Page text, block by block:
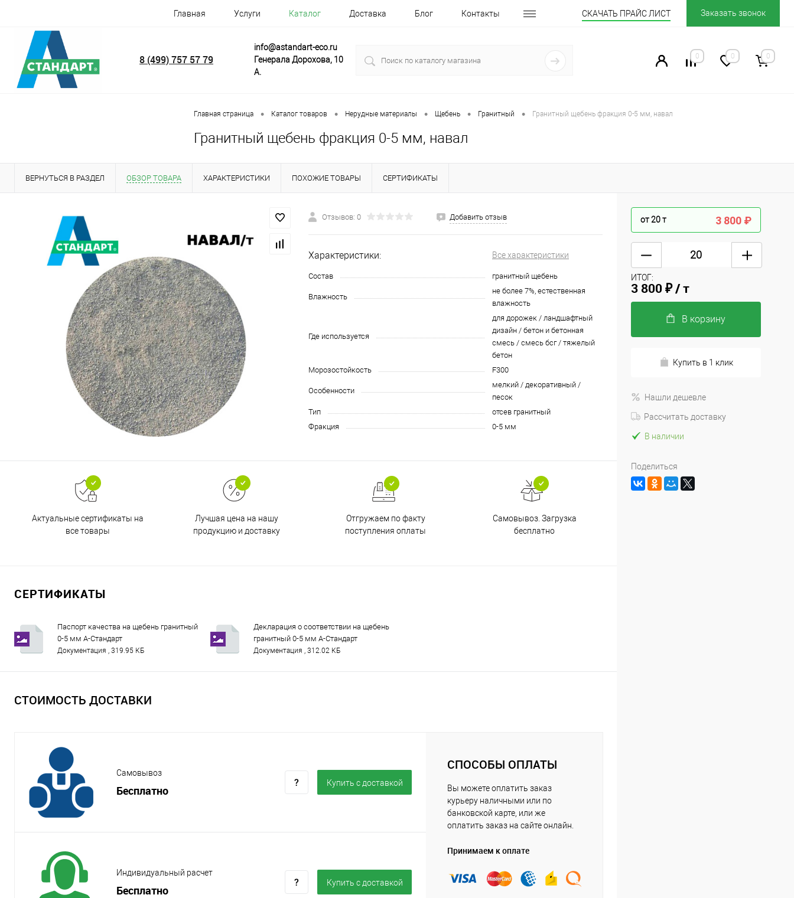
Главная Услуги Каталог Доставка Блог Контакты СКАЧАТЬ ПРАЙС ЛИСТ Заказать звонок
8 (499) 757 57 79
info@astandart-eco.ru
Генерала Дорохова, 10
А.
0 0 0
Главная страница • Каталог товаров • Нерудные материалы • Щебень • Гранитный • Гранитный щебень фракция 0-5 мм, навал
Гранитный щебень фракция 0-5 мм, навал
ВЕРНУТЬСЯ В РАЗДЕЛ ОБЗОР ТОВАРА ХАРАКТЕРИСТИКИ ПОХОЖИЕ ТОВАРЫ СЕРТИФИКАТЫ
Отзывов: 0 Добавить отзыв
Характеристики: Все характеристики
Состав гранитный щебень
Влажность
не более 7%, естественная
влажность
Где используется
для дорожек / ландшафтный
дизайн / бетон и бетонная
смесь / смесь бсг / тяжелый
бетон
Морозостойкость
F300
Особенности
мелкий / декоративный /
песок
Тип
отсев гранитный
Фракция
0-5 мм
Актуальные сертификаты на
все товары
Лучшая цена на нашу
продукцию и доставку
Отгружаем по факту
поступления оплаты
Самовывоз. Загрузка
бесплатно
СЕРТИФИКАТЫ
Паспорт качества на щебень гранитный
0-5 мм А-Стандарт
Документация , 319.95 КБ
Декларация о соответствии на щебень
гранитный 0-5 мм А-Стандарт
Документация , 312.02 КБ
СТОИМОСТЬ ДОСТАВКИ
Самовывоз
Бесплатно
Купить c доставкой
Индивидуальный расчет
Бесплатно
Купить c доставкой
СПОСОБЫ ОПЛАТЫ
Вы можете оплатить заказ
курьеру наличными или по
банковской карте, или же
оплатить заказ на сайте онлайн.
Принимаем к оплате
от 20т 3 800 ₽
ИТОГ:
3 800 ₽/ т
В корзину
Купить в 1 клик
Нашли дешевле
Рассчитать доставку
В наличии
Поделиться